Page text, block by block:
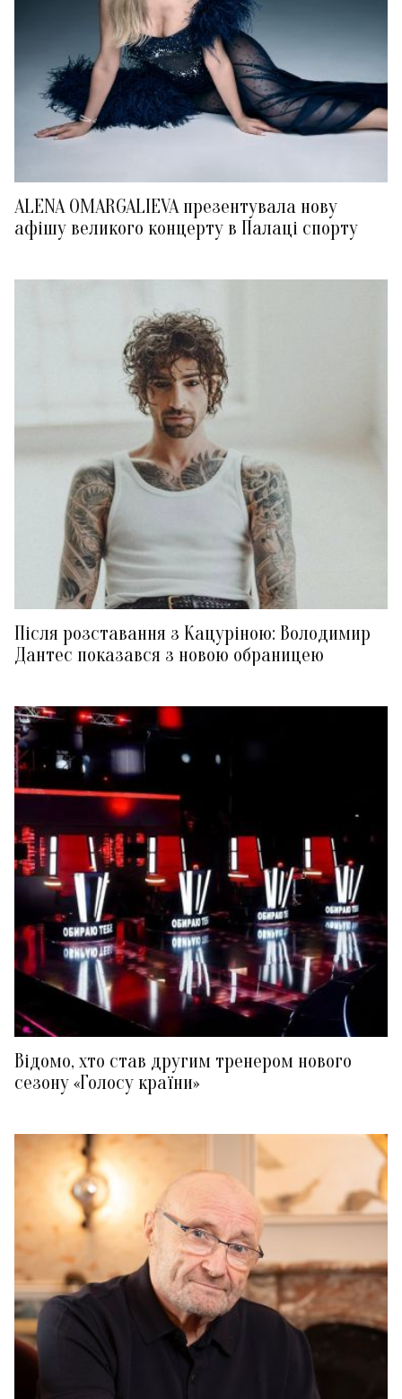
ALENA OMARGALIEVA презентувала нову
афішу великого концерту в Палаці спорту
Після розставання з Кацуріною: Володимир
Дантес показався з новою обраницею
Відомо, хто став другим тренером нового
сезону «Голосу країни»